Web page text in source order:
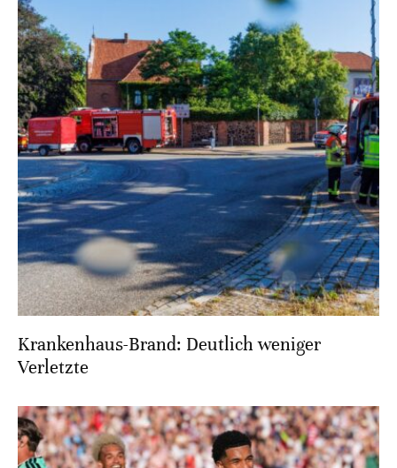
Krankenhaus-Brand: Deutlich weniger
Verletzte